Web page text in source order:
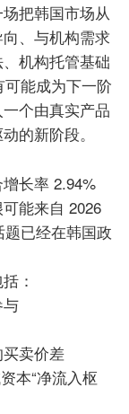
把韩国市场从
、与机构需求
机构托管基础
能成为下一阶
个由真实产品
的新阶段。
长率 2.94%
能来自 2026
已经在韩国政
：
卖价差
本“净流入枢